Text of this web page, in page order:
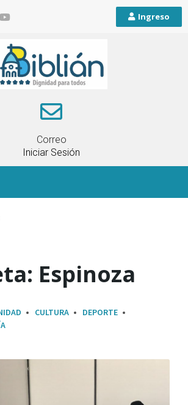
Ingreso
Correo
Iniciar Sesión
Espinoza
CULTURA
DEPORTE